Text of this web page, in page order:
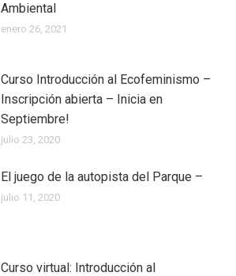
Ambiental
enero 26, 2021
Curso Introducción al Ecofeminismo –
Inscripción abierta – Inicia en
Septiembre!
julio 23, 2020
El juego de la autopista del Parque –
julio 11, 2020
Curso virtual: Introducción al